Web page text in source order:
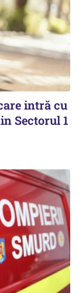
intră cu
Sectorul 1